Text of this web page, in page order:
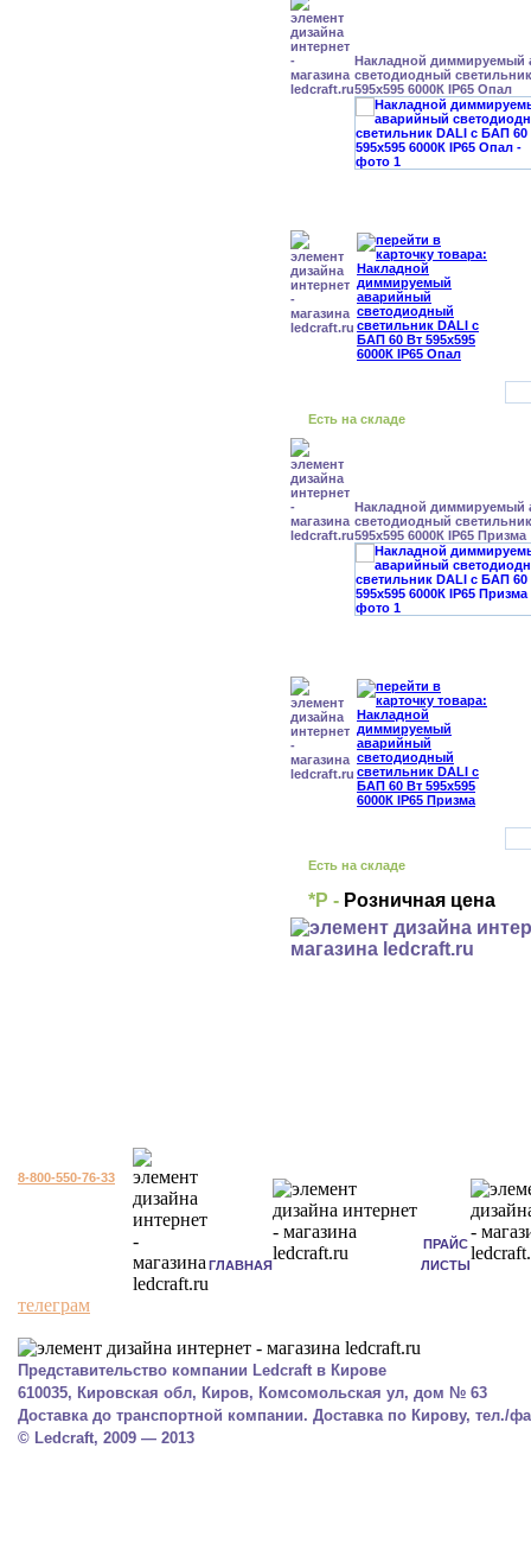
Накладной диммируемый
светодиодный
595x595 6000К IP65 Опал
Есть на складе
Накладной диммируемый
светодиодный
595x595 6000К IP65 Призма
Есть на складе
*Р - Розничная цена
8-800-550-76-33
ГЛАВНАЯ
ПРАЙС
ЛИСТЫ
телеграм
Представительство компании Ledcraft в Кирове
610035, Кировская обл, Киров, Комсомольская ул, дом № 63
Доставка до транспортной компании. Доставка по Кирову, тел./
© Ledcraft, 2009 — 2013